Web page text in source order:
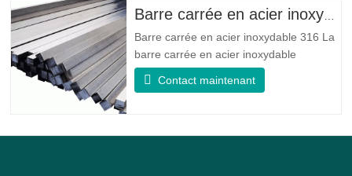
la résistance à la fatigue et la résistance
Barre carrée en acier inoxydable 316 La
barre carrée en acier inoxydable
316/316L est une barre en alliage d'acier
inoxydable 316/316L de forme carrée.
Contact maintenant